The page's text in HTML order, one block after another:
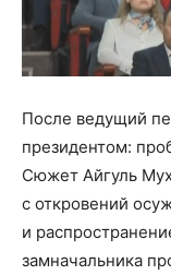
После ведущий
президентом:
Сюжет Айгуль
с откровений
и
замначальника